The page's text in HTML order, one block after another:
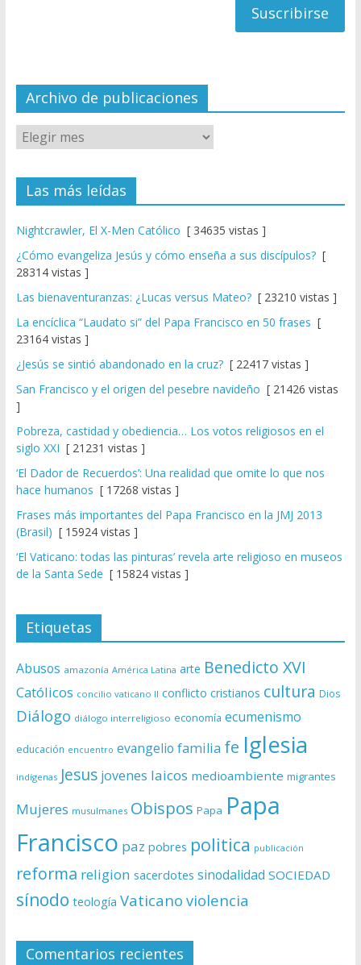
el
Archivo de publicaciones
Las más leídas
Nightcrawler, El X-Men Católico [ 34635 vistas ]
¿Cómo evangeliza Jesús y cómo enseña a sus discípulos?[
28314 vistas ]
Las bienaventuranzas: ¿Lucas versus Mateo?[ 23210 vistas ]
La encíclica “Laudato si” del Papa Francisco en 50 frases [
23164 vistas ]
¿Jesús se sintió abandonado en la cruz?[ 22417 vistas ]
San Francisco y el origen del pesebre navideño [ 21426 vistas
]
Pobreza, castidad y obediencia… Los votos religiosos en el
siglo XXI [ 21231 vistas ]
‘El Dador de Recuerdos’: Una realidad que omite lo que nos
hace humanos [ 17268 vistas ]
Frases más importantes del Papa Francisco en la JMJ 2013
(Brasil) [ 15924 vistas ]
‘El Vaticano: todas las pinturas’ revela arte religioso en museos
de la Santa Sede [ 15824 vistas ]
Etiquetas
Abusos amazonía América Latina arte Benedicto XVI
Católicos concilio vaticano II conflicto cristianos cultura Dios
Diálogo diálogo interreligioso economía ecumenismo
educación encuentro evangelio familia fe Iglesia
indígenas Jesus jovenes laicos medioambiente migrantes
Mujeres musulmanes Obispos Papa Papa
Francisco paz pobres politica publicación
reforma religion sacerdotes sinodalidad SOCIEDAD
sínodo teología Vaticano violencia
Comentarios recientes